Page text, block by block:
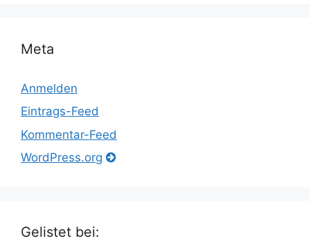
Meta
Anmelden
Eintrags-Feed
Kommentar-Feed
WordPress.org
Gelistet bei: